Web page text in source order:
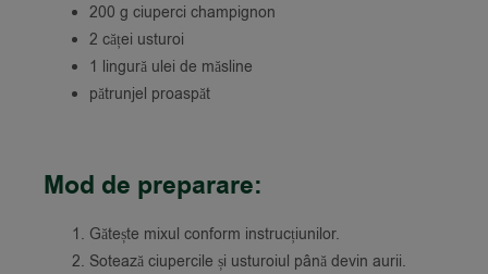
200 g ciuperci champignon
2 căței usturoi
1 lingură ulei de măsline
pătrunjel proaspăt
Mod de preparare:
Gătește mixul conform instrucțiunilor.
Sotează ciupercile și usturoiul până devin aurii.